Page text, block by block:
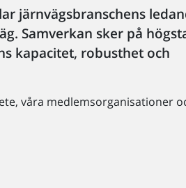
järnvägsbranschens
Samverkan sker på
kapacitet, robusthet och
våra medlemsorganisationer